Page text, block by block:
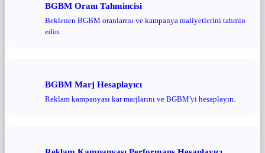
BGBM Oranı Tahmincisi
Beklenen BGBM oranlarını ve kampanya maliyetlerini tahmin
edin.
BGBM Marj Hesaplayıcı
Reklam kampanyası kar marjlarını ve BGBM'yi hesaplayın.